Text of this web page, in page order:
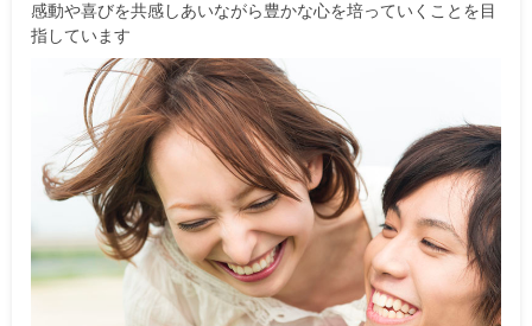
感動や喜びを共感しあいながら豊かな心を培っていくことを目
指しています